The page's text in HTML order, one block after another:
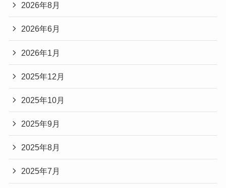
2026年8月
2026年6月
2026年1月
2025年12月
2025年10月
2025年9月
2025年8月
2025年7月